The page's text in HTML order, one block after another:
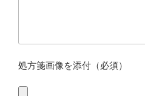
処方箋画像を添付（必須）